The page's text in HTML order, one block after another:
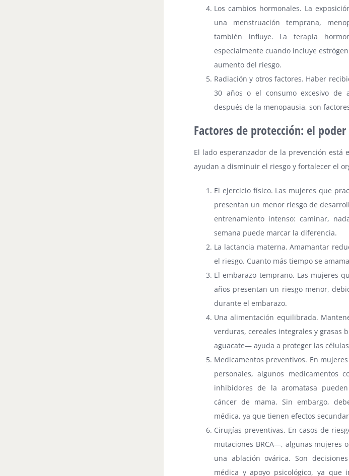
Los cambios hormonales. La
una menstruación temprana,
también influye. La terapia
especialmente cuando incluye
aumento del riesgo.
Radiación y otros factores. Haber
30 años o el consumo excesivo de
después de la menopausia, son
Factores de protección: el
El lado esperanzador de la prevención está
ayudan a disminuir el riesgo y fortalecer el
El ejercicio físico. Las mujeres que
presentan un menor riesgo de
entrenamiento intenso: caminar,
semana puede marcar la diferencia.
La lactancia materna. Amamantar
el riesgo. Cuanto más tiempo se
El embarazo temprano. Las mujeres
años presentan un riesgo menor,
durante el embarazo.
Una alimentación equilibrada.
verduras, cereales integrales y grasas
aguacate— ayuda a proteger las
Medicamentos preventivos. En
personales, algunos medicamentos
inhibidores de la aromatasa
cáncer de mama. Sin embargo,
médica, ya que tienen efectos
Cirugías preventivas. En casos de
mutaciones BRCA—, algunas mujeres
una ablación ovárica. Son
médica y apoyo psicológico, ya que